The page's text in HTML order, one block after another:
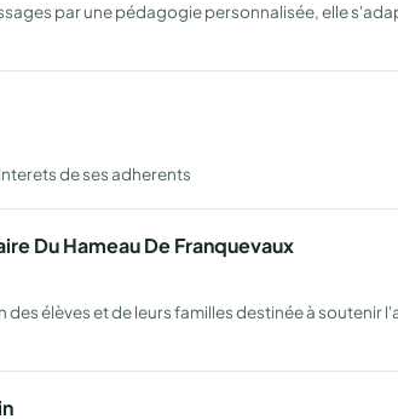
par une pédagogie personnalisée, elle
de ses adherents
Du Hameau De Franquevaux
élèves et de leurs familles destinée à soutenir